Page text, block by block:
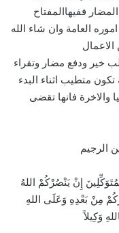
ففيهاالمفتاح
العامة وان شاء الله
خير ودفع مضار وتقراء
تكون متطيب اثناء البدء
والاخرة فانها تقضى
الرجيم
إِنْ يَنْصُرْكُمْ اللهُ
مِنْ بَعْدِهِ وَعَلَى اللهِ
وَكِيلاً